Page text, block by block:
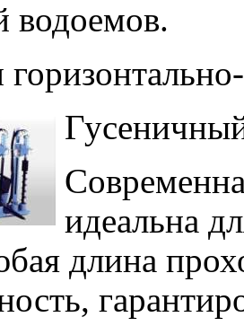
водоемов.
идеальна
длина